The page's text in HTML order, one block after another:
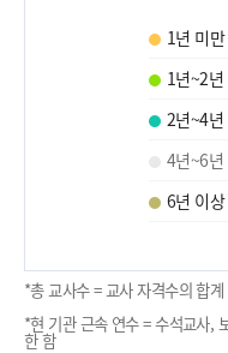
1년 미만
1년~2년
2년~4년
4년~6년
6년 이상
*총 교사수 = 교사 자격수의 합계
*현 기관 근속 연수 = 수석교사,
한 함